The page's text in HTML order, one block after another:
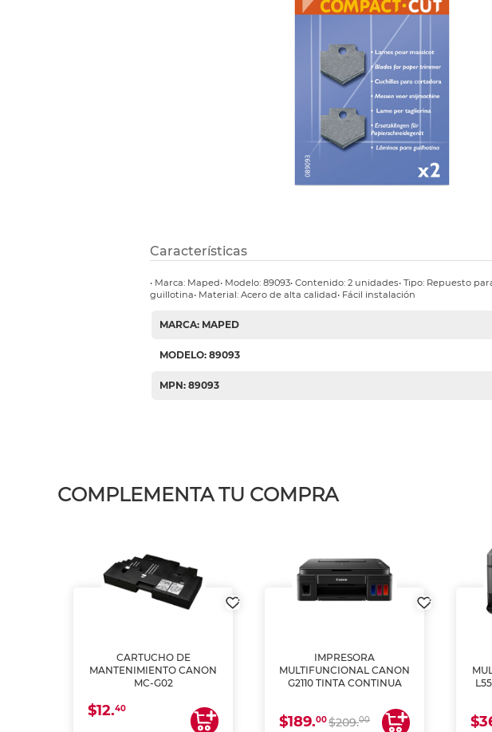
Ver más
Refuerzos para carpeta
Ver más
Características
• Marca: Maped• Modelo: 89093• Contenido: 2 unidades• Tipo: Repuesto
guillotina• Material: Acero de alta calidad• Fácil instalación
MARCA: MAPED
MODELO: 89093
MPN: 89093
COMPLEMENTA TU COMPRA
CARTUCHO DE
MANTENIMIENTO CANON
MC-G02
$12.40
IMPRESORA
MULTIFUNCIONAL CANON
G2110 TINTA CONTINUA
$189.00$209.00